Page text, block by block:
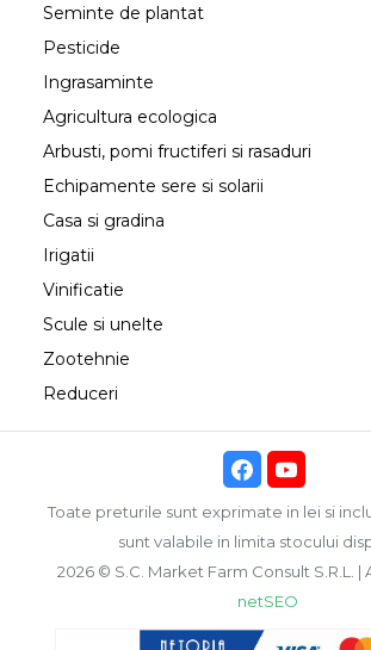
Seminte de plantat
Pesticide
Ingrasaminte
Agricultura ecologica
Arbusti, pomi fructiferi si rasaduri
Echipamente sere si solarii
Casa si gradina
Irigatii
Vinificatie
Scule si unelte
Zootehnie
Reduceri
Toate preturile sunt exprimate in lei si
sunt valabile in limita stocului
2026 © S.C. Market Farm Consult S.R.L. |
netSEO